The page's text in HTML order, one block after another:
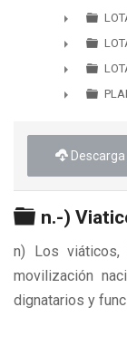
►
►
►
►
Carpeta
n.-)
n) Los viáticos,
movilización
dignatarios y